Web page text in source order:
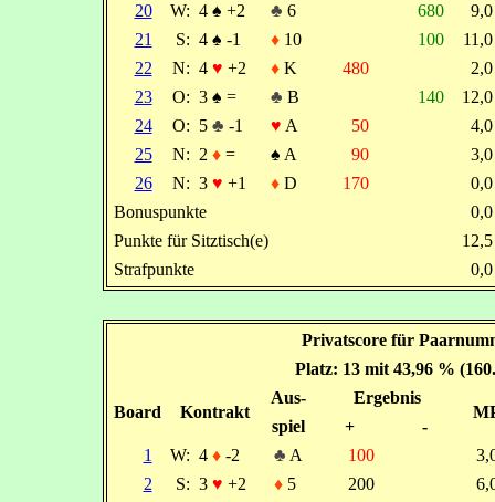
20
W: 4 ♠ +2 ♣ 6 680
21
S: 4 ♠ -1 ♦10 100
22
N: 4 ♥ +2 ♦K 480
23
O: 3 ♠ = ♣ B 140
24
O: 5 ♣ -1 ♥ A 50
25
N: 2 ♦= ♠ A 90
26
N: 3 ♥ +1 ♦D 170
Bonuspunkte
Punkte für Sitztisch(e)
Strafpunkte
Privatscore für
Platz: 13 mit 43,96 %
Board Kontrakt
Aus- Ergebnis
spiel +
-
1
W: 4 ♦-2 ♣ A 100
2
S: 3 ♥ +2 ♦5 200